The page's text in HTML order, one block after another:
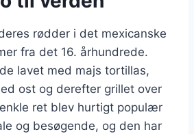
rødder i det mexicanske
fra det 16. århundrede.
lavet med majs tortillas,
ost og derefter grillet over
ret blev hurtigt populær
og besøgende, og den har